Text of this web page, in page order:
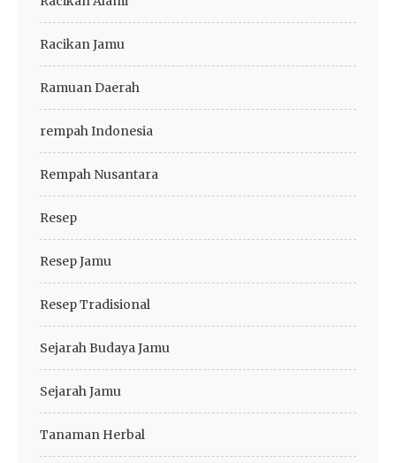
Racikan Jamu
Ramuan Daerah
rempah Indonesia
Rempah Nusantara
Resep
Resep Jamu
Resep Tradisional
Sejarah Budaya Jamu
Sejarah Jamu
Tanaman Herbal